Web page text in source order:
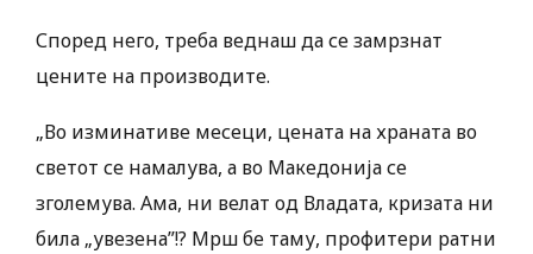
Според него, треба веднаш да се замрзнат
цените на производите.
„Во изминативе месеци, цената на храната во
светот се намалува, а во Македонија се
зголемува. Ама, ни велат од Владата, кризата ни
била „увезена”!? Мрш бе таму, профитери ратни